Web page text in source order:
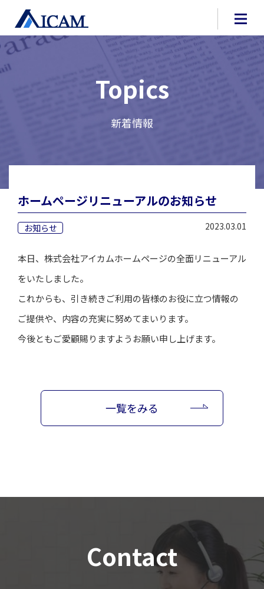
Topics
新着情報
ホームページリニューアルのお知らせ
お知らせ 2023.03.01
本日、株式会社アイカムホームページの全面リニューアル
をいたしました。
これからも、引き続きご利用の皆様のお役に立つ情報の
ご提供や、内容の充実に努めてまいります。
今後ともご愛顧賜りますようお願い申し上げます。
一覧をみる
Contact